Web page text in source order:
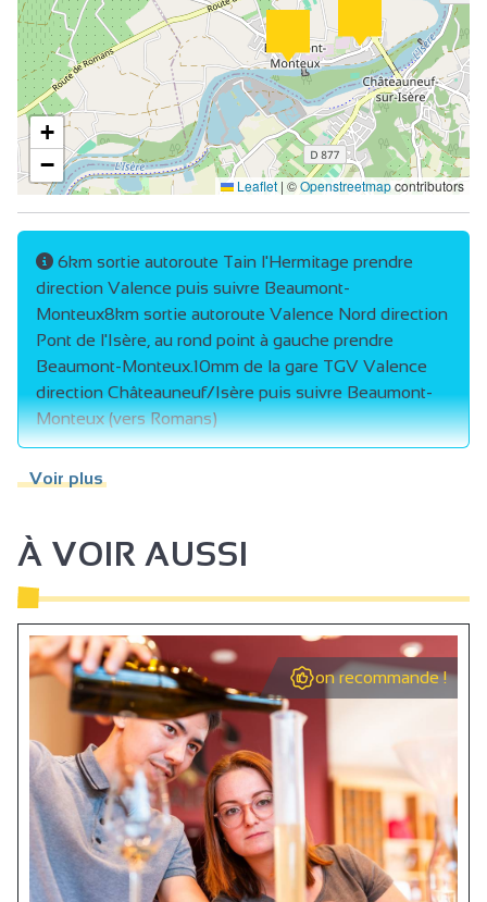
+
−
Leaflet | ©Openstreetmapcontributors
6km sortie autoroute Tain l'Hermitage prendre
direction Valence puis suivre Beaumont-
Monteux8km sortie autoroute Valence Nord direction
Pont de l'Isère, au rond point à gauche prendre
Beaumont-Monteux.10mm de la gare TGV Valence
direction Châteauneuf/Isère puis suivre Beaumont-
Monteux (vers Romans)
Voir plus
À VOIR AUSSI
on recommande !